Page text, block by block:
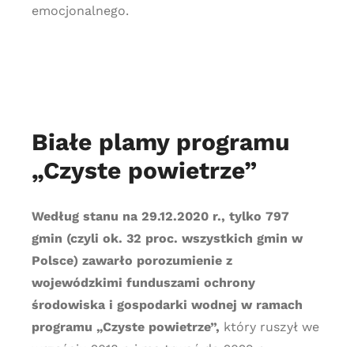
emocjonalnego.
Białe plamy programu
„Czyste powietrze”
Według stanu na 29.12.2020 r., tylko 797
gmin (czyli ok. 32 proc. wszystkich gmin w
Polsce) zawarło porozumienie z
wojewódzkimi funduszami ochrony
środowiska i gospodarki wodnej w ramach
programu „Czyste powietrze”, który ruszył we